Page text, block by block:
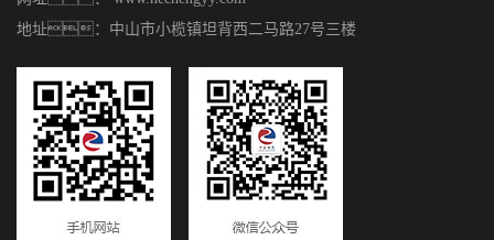
地址：中山市小榄镇坦背西二马路27号三楼